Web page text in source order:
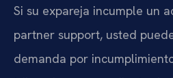
Si su expareja incumple un
partner support, usted
demanda por